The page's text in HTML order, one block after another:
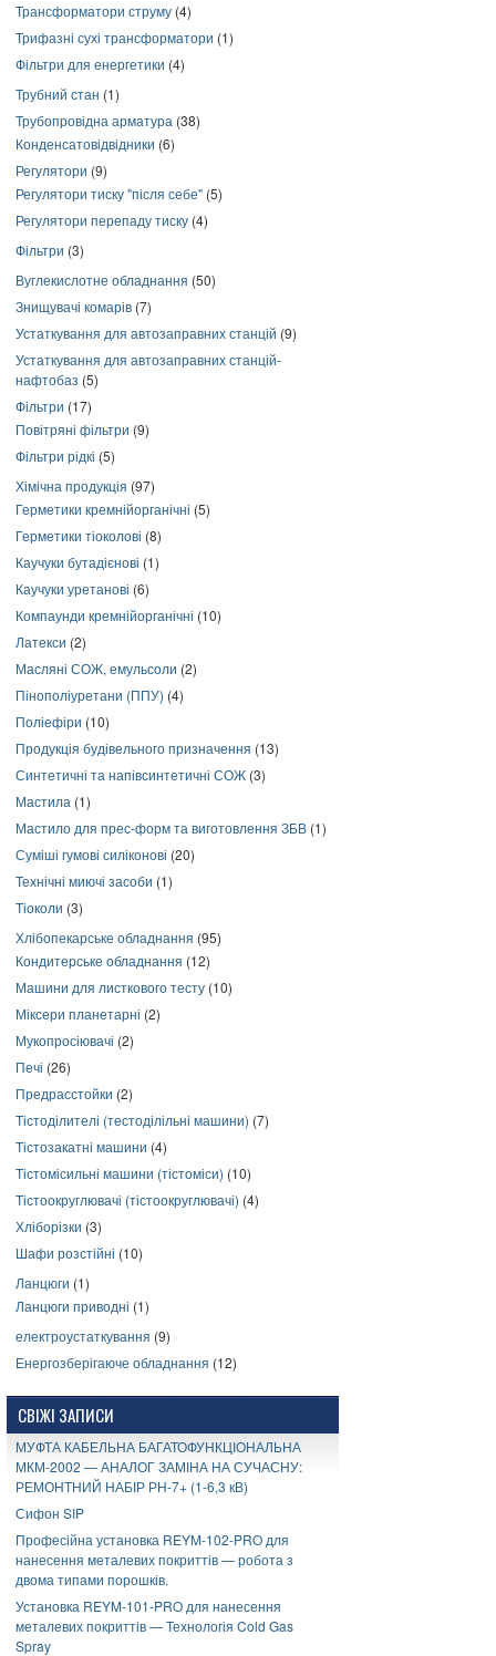
Трансформатори струму (4)
Трифазні сухі трансформатори (1)
Фільтри для енергетики (4)
Трубний стан (1)
Трубопровідна арматура (38)
Конденсатовідвідники (6)
Регулятори (9)
Регулятори тиску "після себе" (5)
Регулятори перепаду тиску (4)
Фільтри (3)
Вуглекислотне обладнання (50)
Знищувачі комарів (7)
Устаткування для автозаправних станцій (9)
Устаткування для автозаправних станцій-
нафтобаз (5)
Фільтри (17)
Повітряні фільтри (9)
Фільтри рідкі (5)
Хімічна продукція (97)
Герметики кремнійорганічні (5)
Герметики тіоколові (8)
Каучуки бутадієнові (1)
Каучуки уретанові (6)
Компаунди кремнійорганічні (10)
Латекси (2)
Масляні СОЖ, емульсоли (2)
Пінополіуретани (ППУ) (4)
Поліефіри (10)
Продукція будівельного призначення (13)
Синтетичні та напівсинтетичні СОЖ (3)
Мастила (1)
Мастило для прес-форм та виготовлення ЗБВ (1)
Суміші гумові силіконові (20)
Технічні миючі засоби (1)
Тіоколи (3)
Хлібопекарське обладнання (95)
Кондитерське обладнання (12)
Машини для листкового тесту (10)
Міксери планетарні (2)
Мукопросіювачі (2)
Печі (26)
Предрасстойки (2)
Тістоділителі (тестоділільні машини) (7)
Тістозакатні машини (4)
Тістомісильні машини (тістоміси) (10)
Тістоокруглювачі (тістоокруглювачі) (4)
Хліборізки (3)
Шафи розстійні (10)
Ланцюги (1)
Ланцюги приводні (1)
електроустаткування (9)
Енергозберігаюче обладнання (12)
СВІЖІ ЗАПИСИ
МУФТА КАБЕЛЬНА БАГАТОФУНКЦІОНАЛЬНА
МКМ-2002 — АНАЛОГ ЗАМІНА НА СУЧАСНУ:
РЕМОНТНИЙ НАБІР РН-7+ (1-6,3 кВ)
Сифон SIP
Професійна установка REYM-102-PRO для
нанесення металевих покриттів — робота з
двома типами порошків.
Установка REYM-101-PRO для нанесення
металевих покриттів — Технологія Cold Gas
Spray